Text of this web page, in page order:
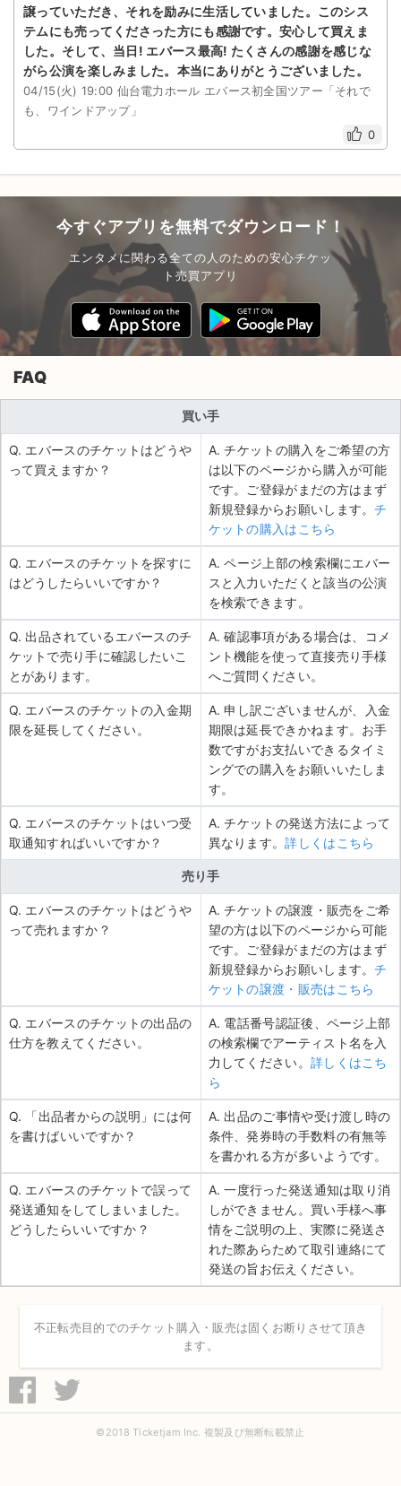
譲っていただき、それを励みに生活していました。このシス
テムにも売ってくださった方にも感謝です。安心して買えま
した。そして、当日! エバース最高! たくさんの感謝を感じな
がら公演を楽しみました。本当にありがとうございました。
04/15(火) 19:00 仙台電力ホール エバース初全国ツアー「それで
も、ワインドアップ」
0
今すぐアプリを無料でダウンロード！
エンタメに関わる全ての人のための安心チケッ
ト売買アプリ
FAQ
買い手
Q. エバースのチケットはどうや
って買えますか？
A. チケットの購入をご希望の方
は以下のページから購入が可能
です。ご登録がまだの方はまず
新規登録からお願いします。チ
ケットの購入はこちら
Q. エバースのチケットを探すに
はどうしたらいいですか？
A. ページ上部の検索欄にエバー
スと入力いただくと該当の公演
を検索できます。
Q. 出品されているエバースのチ
ケットで売り手に確認したいこ
とがあります。
A. 確認事項がある場合は、コメ
ント機能を使って直接売り手様
へご質問ください。
Q. エバースのチケットの入金期
限を延長してください。
A. 申し訳ございませんが、入金
期限は延長できかねます。お手
数ですがお支払いできるタイミ
ングでの購入をお願いいたしま
す。
Q. エバースのチケットはいつ受
取通知すればいいですか？
A. チケットの発送方法によって
異なります。詳しくはこちら
売り手
Q. エバースのチケットはどうや
って売れますか？
A. チケットの譲渡・販売をご希
望の方は以下のページから可能
です。ご登録がまだの方はまず
新規登録からお願いします。チ
ケットの譲渡・販売はこちら
Q. エバースのチケットの出品の
仕方を教えてください。
A. 電話番号認証後、ページ上部
の検索欄でアーティスト名を入
力してください。 詳しくはこち
ら
Q. 「出品者からの説明」には何
を書けばいいですか？
A. 出品のご事情や受け渡し時の
条件、発券時の手数料の有無等
を書かれる方が多いようです。
Q. エバースのチケットで誤って
発送通知をしてしまいました。
どうしたらいいですか？
A. 一度行った発送通知は取り消
しができません。買い手様へ事
情をご説明の上、実際に発送さ
れた際あらためて取引連絡にて
発送の旨お伝えください。
不正転売目的でのチケット購入・販売は固くお断りさせて頂き
ます。
©2018 Ticketjam Inc. 複製及び無断転載禁止